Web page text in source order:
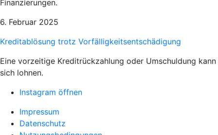
Finanzierungen.
6. Februar 2025
Kreditablösung trotz Vorfälligkeitsentschädigung
Eine vorzeitige Kreditrückzahlung oder Umschuldung kann
sich lohnen.
Instagram öffnen
Impressum
Datenschutz